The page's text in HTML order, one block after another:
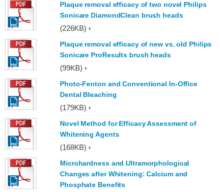
Plaque removal efficacy of two novel Philips
Sonicare DiamondClean brush heads
(226KB)
Plaque removal efficacy of new vs. old Philips
Sonicare ProResults brush heads
(99KB)
Photo-Fenton and Conventional In-Office
Dental Bleaching
(179KB)
Novel Method for Efficacy Assessment of
Whitening Agents
(168KB)
Microhardness and Ultramorphological
Changes after Whitening: Calcium and
Phosphate Benefits